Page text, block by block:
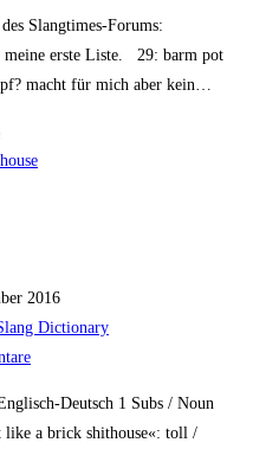
Slangtimes-Forums:
erste Liste. 29: barm pot
macht für mich aber kein…
2016
Dictionary
Deutsch 1 Subs / Noun
like a brick shithouse«: toll /